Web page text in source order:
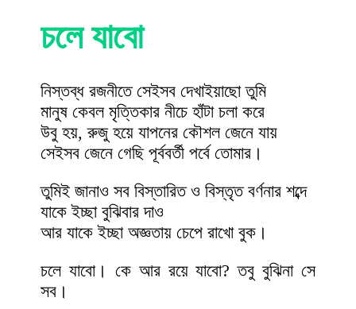
চলে যাবো
নিস্তব্ধ রজনীতে সেইসব দেখাইয়াছো তুমি
মানুষ কেবল মৃত্তিকার নীচে হাঁটা চলা করে
উবু হয়, রুজু হয়ে যাপনের কৌশল জেনে যায়
সেইসব জেনে গেছি পূর্ববর্তী পর্বে তোমার।
তুমিই জানাও সব বিস্তারিত ও বিস্তৃত বর্ণনার শব্দে
যাকে ইচ্ছা বুঝিবার দাও
আর যাকে ইচ্ছা অজ্ঞতায় চেপে রাখো বুক।
চলে যাবো। কে আর রয়ে যাবো? তবু বুঝিনা সে
সব।